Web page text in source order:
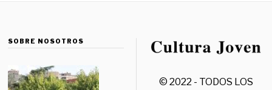
SOBRE NOSOTROS
© 2022 - TODOS LOS